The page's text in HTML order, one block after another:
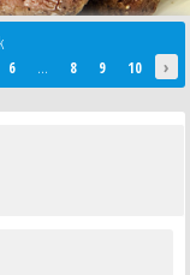
6 ... 8 9 10 ›